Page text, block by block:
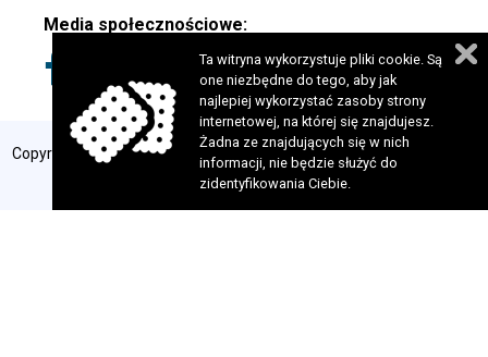
Media społecznościowe:
Copyright 2024 © Fundacja Szansa dla Niewidomych. Wszelkie prawa
zastrzeżone. Realizacja:
perfekcyjneStrony.pl
Ta witryna wykorzystuje pliki cookie. Są
one niezbędne do tego, aby jak
najlepiej wykorzystać zasoby strony
internetowej, na której się znajdujesz.
Żadna ze znajdujących się w nich
informacji, nie będzie służyć do
zidentyfikowania Ciebie.